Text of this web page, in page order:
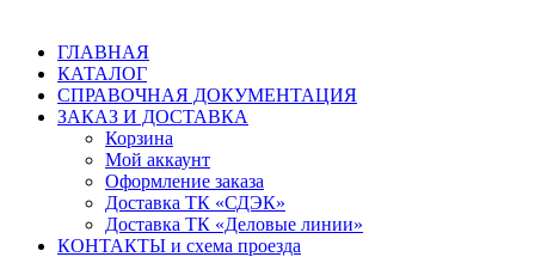
ГЛАВНАЯ
КАТАЛОГ
СПРАВОЧНАЯ ДОКУМЕНТАЦИЯ
ЗАКАЗ И ДОСТАВКА
Корзина
Мой аккаунт
Оформление заказа
Доставка ТК «СДЭК»
Доставка ТК «Деловые линии»
КОНТАКТЫ и схема проезда